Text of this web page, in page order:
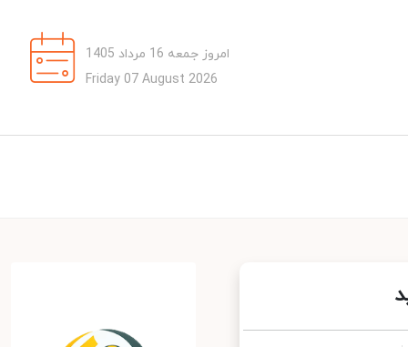
امروز جمعه 16 مرداد 1405
Friday 07 August 2026